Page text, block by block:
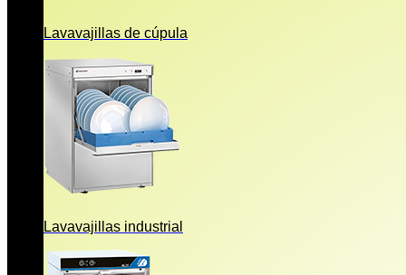
Lavavajillas de cúpula
Lavavajillas industrial